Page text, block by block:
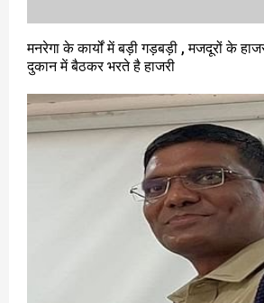
मनरेगा के कार्यों में बड़ी गड़बड़ी , मजदूरों के
दुकान में बैठकर भरते है हाजरी